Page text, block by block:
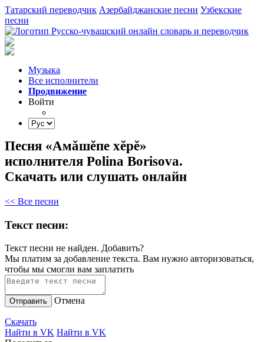
Татарский переводчик Азербайджанские песни Узбекские
песни
Музыка
Все исполнители
Продвижение
Войти
Песня «Амăшĕпе хĕрĕ»
исполнителя Polina Borisova.
Скачать или слушать онлайн
<< Все песни
Текст песни:
Текст песни не найден. Добавить?
Мы платим за добавление текста. Вам нужно авторизоваться,
чтобы мы смогли вам заплатить
Отправить Отмена
Скачать
Найти в VK Найти в VK